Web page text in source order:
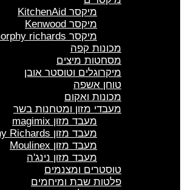
מיקסר KitchenAid
מיקסר Kenwood
מיקסר morphy richards
מכונות קפה
מסחטות מיצים
מיקרוגלים וטוסטר אובן
טוחן אשפה
מכונות ואקום
מעבדי מזון ומטחנות בשר
מעבד מזון magimix
מעבד מזון Morphy Richards
מעבד מזון Moulinex
מעבד מזון נינג'ה
טוסטרים ומצנמים
פלטות שבת ומיחמים